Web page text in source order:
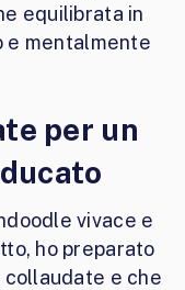
equilibrata in
e mentalmente
per un
vivace e
ho preparato
e che